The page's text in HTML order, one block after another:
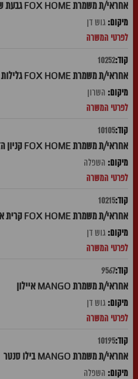
אחראי/ת משמרת FOX HOME גבעת שמואל
גוש דן
10252
אחראי/ת משמרת FOX HOME גלילות
השרון
10105
אחראי/ת משמרת FOX HOME קניון הזהב -ראשון לציון
השפלה
10215
אחראי/ת משמרת FOX HOME קרית אונו
גוש דן
9567
אחראי/ת משמרת MANGO איילון
גוש דן
10195
אחראי/ת משמרת MANGO בילו סנטר
השפלה